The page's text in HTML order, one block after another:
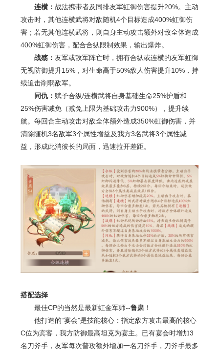
连横： 战法携带者及同排友军虹御伤害提升20%。主动
攻击时，其他连横武将对敌随机4个目标造成400%虹御伤
害；若无其他连横武将，则自身主动攻击额外对敌全体造成
400%虹御伤害，配合合纵限制效果，输出爆炸。
战殇： 友军或敌军阵亡时，拥有合纵或连横的友军虹御
无视防御提升15%，对生命高于50%敌人伤害提升10%，持
续追击削弱敌军。
同仇： 赋予合纵/连横武将自身基础生命25%护盾和
25%伤害减免（减免上限为基础攻击力900%），提升续
航。每回合主动攻击对敌全体额外造成350%虹御伤害，并
清除随机3名敌军3个属性增益及我方3名武将3个属性减
益，形成此消彼长的局面，迅速拉开差距。
搭配选择
最佳CP的当然是最新虹金军师--鲁肃！
他打造的“宴会”是技能核心：指定敌方攻击最高的核心
C位为宾客，我方防御最高坦克为宴主。已有宴会时增加3
名刀斧手，友军每次普攻额外增加一名刀斧手，刀斧手最多